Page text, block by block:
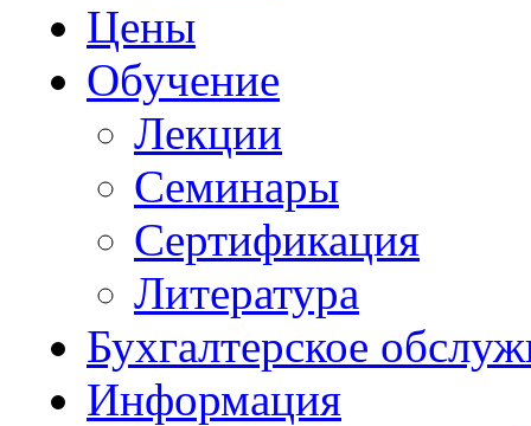
Цены
Обучение
Лекции
Семинары
Сертификация
Литература
Бухгалтерское
Информация